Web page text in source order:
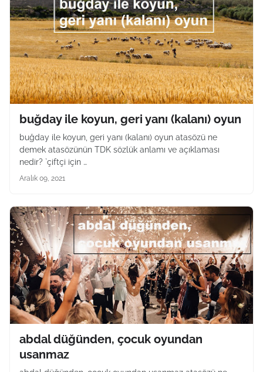
buğday ile koyun, geri yanı (kalanı) oyun
buğday ile koyun, geri yanı (kalanı) oyun atasözü ne
demek atasözünün TDK sözlük anlamı ve açıklaması
nedir? `çiftçi için …
Aralık 09, 2021
abdal düğünden, çocuk oyundan
usanmaz